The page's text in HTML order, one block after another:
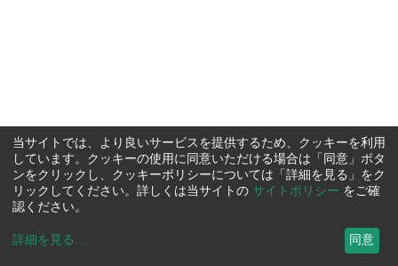
当サイトでは、より良いサービスを提供するため、クッキーを利用
しています。クッキーの使用に同意いただける場合は「同意」ボタ
ンをクリックし、クッキーポリシーについては「詳細を見る」をク
リックしてください。詳しくは当サイトの サイトポリシー をご確
認ください。
詳細を見る ... 同意